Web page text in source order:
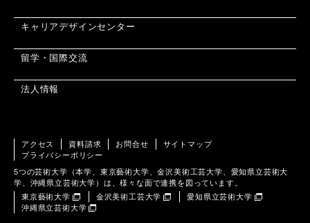
キャリアデザインセンター
留学・国際交流
法人情報
アクセス 資料請求 お問合せ
サイトマップ
プライバシーポリシー
5つの芸術大学（本学、東京藝術大学、金沢美術工芸大学、愛知県立芸術大
学、沖縄県立芸術大学）は、様々な面で連携を図っています。
東京藝術大学
金沢美術工芸大学
愛知県立芸術大学
沖縄県立芸術大学